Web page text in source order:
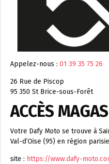
Appelez-nous : 01 39 35 75 26
26 Rue de Piscop
95 350 St Brice-sous-Forêt
ACCÈS
Votre Dafy Moto se trouve à
Val-d’Oise (95) en région
site : https://www.dafy-